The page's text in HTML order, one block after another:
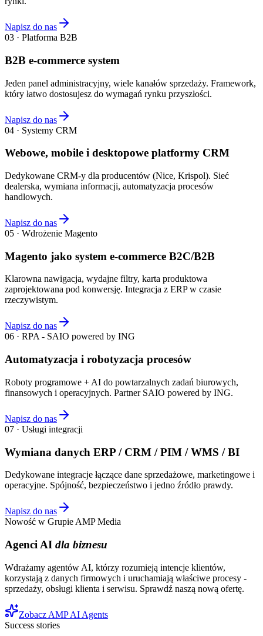
Napisz do nas
03 · Platforma B2B
B2B e-commerce system
Jeden panel administracyjny, wiele kanałów sprzedaży. Framework,
który łatwo dostosujesz do wymagań rynku przyszłości.
Napisz do nas
04 · Systemy CRM
Webowe, mobile i desktopowe platformy CRM
Dedykowane CRM-y dla producentów (Nice, Krispol). Sieć
dealerska, wymiana informacji, automatyzacja procesów
handlowych.
Napisz do nas
05 · Wdrożenie Magento
Magento jako system e-commerce B2C/B2B
Klarowna nawigacja, wydajne filtry, karta produktowa
zaprojektowana pod konwersję. Integracja z ERP w czasie
rzeczywistym.
Napisz do nas
06 · RPA - SAIO powered by ING
Automatyzacja i robotyzacja procesów
Roboty programowe + AI do powtarzalnych zadań biurowych,
finansowych i operacyjnych. Partner SAIO powered by ING.
Napisz do nas
07 · Usługi integracji
Wymiana danych ERP / CRM / PIM / WMS / BI
Dedykowane integracje łączące dane sprzedażowe, marketingowe i
operacyjne. Spójność, bezpieczeństwo i jedno źródło prawdy.
Napisz do nas
Nowość w Grupie AMP Media
Agenci AI dla biznesu
Wdrażamy agentów AI, którzy rozumieją intencje klientów,
korzystają z danych firmowych i uruchamiają właściwe procesy -
sprzedaży, obsługi klienta i serwisu. Sprawdź naszą nową ofertę.
Zobacz AMP AI Agents
Success stories